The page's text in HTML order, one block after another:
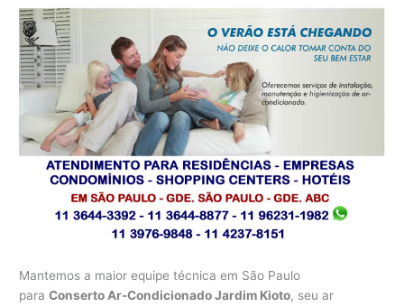
Mantemos a maior equipe técnica em São Paulo
paraConserto Ar-Condicionado Jardim Kioto, seu ar